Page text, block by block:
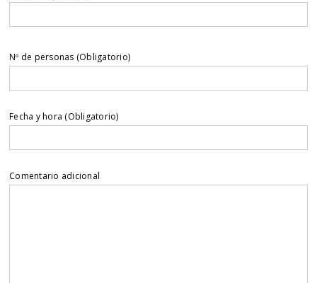
Nº de personas (Obligatorio)
Fecha y hora (Obligatorio)
Comentario adicional